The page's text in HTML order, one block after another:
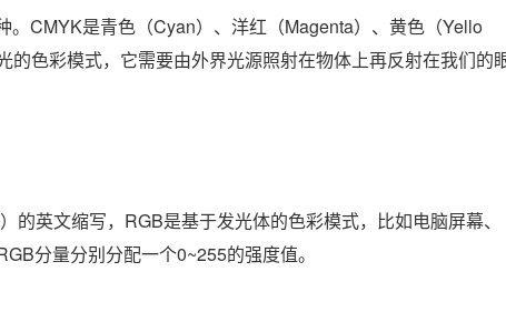
CMYK是青色（Cyan）、洋红（Magenta）、黄色（Yello
色彩模式，它需要由外界光源照射在物体上再反射在我们的
英文缩写，RGB是基于发光体的色彩模式，比如电脑屏幕、
分量分别分配一个0~255的强度值。